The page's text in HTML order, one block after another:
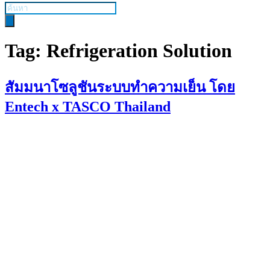
Products
search
Tag: Refrigeration Solution
สัมมนาโซลูชันระบบทำความเย็น โดย
Entech x TASCO Thailand